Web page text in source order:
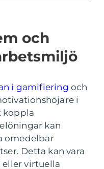
och
i gamifiering och
i
koppla
kan
omedelbar
Detta kan vara
virtuella